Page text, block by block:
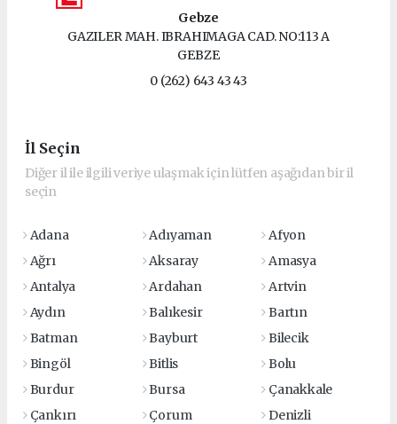
Gebze
GAZILER MAH. IBRAHIMAGA CAD. NO:113 A
GEBZE
0 (262) 643 43 43
İl Seçin
Diğer il ile ilgili veriye ulaşmak için lütfen aşağıdan bir il
seçin
Adana Adıyaman
Afyon
Ağrı
Aksaray
Amasya
Antalya
Ardahan
Artvin
Aydın
Balıkesir
Bartın
Batman
Bayburt
Bilecik
Bingöl
Bitlis
Bolu
Burdur
Bursa
Çanakkale
Çankırı
Çorum
Denizli